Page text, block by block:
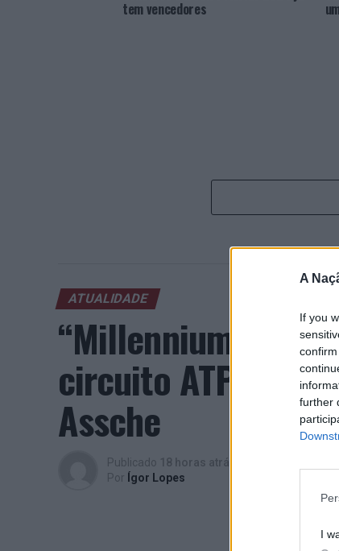
A
If you
further
I
tem vencedores
ATUALIDADE
“Millennium
circuito ATP com
Assche
Publicado 18 horas atrás
Por Ígor Lopes